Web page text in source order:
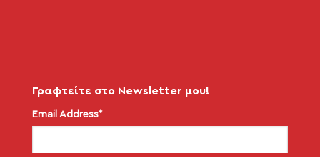
Γραφτείτε στο Newsletter μου!
Email Address*